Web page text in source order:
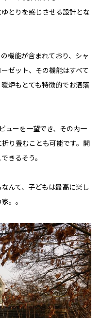
とりを感じさせる設計とな
機能が含まれており、シャ
ゼット、その機能はすべて
炉もとても特徴的でお洒落
ューを一望でき、その内一
り畳むことも可能です。開
きるそう。
んて、子どもは最高に楽し
。。